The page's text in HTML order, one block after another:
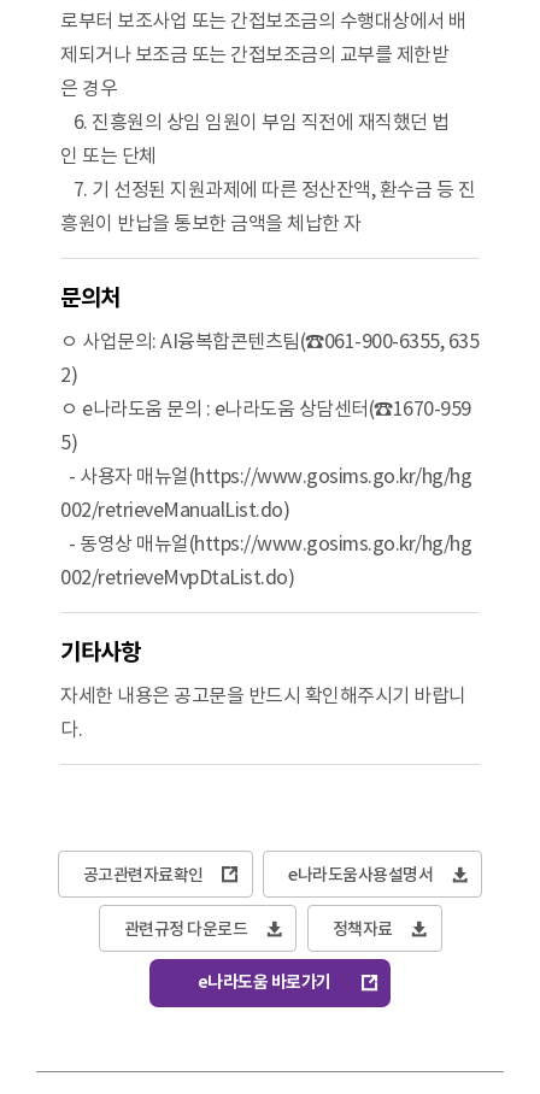
로부터 보조사업 또는 간접보조금의 수행대상에서 배
제되거나 보조금 또는 간접보조금의 교부를 제한받
은 경우
6. 진흥원의 상임 임원이 부임 직전에 재직했던 법
인 또는 단체
7. 기 선정된 지원과제에 따른 정산잔액, 환수금 등 진
흥원이 반납을 통보한 금액을 체납한 자
문의처
ㅇ 사업문의: AI융복합콘텐츠팀(☎061-900-6355, 635
2)
ㅇ e나라도움 문의 : e나라도움 상담센터(☎1670-959
5)
- 사용자 매뉴얼(https://www.gosims.go.kr/hg/hg
002/retrieveManualList.do)
- 동영상 매뉴얼(https://www.gosims.go.kr/hg/hg
002/retrieveMvpDtaList.do)
기타사항
자세한 내용은 공고문을 반드시 확인해주시기 바랍니
다.
공고관련자료확인 e나라도움사용설명서
관련규정 다운로드 정책자료
e나라도움 바로가기